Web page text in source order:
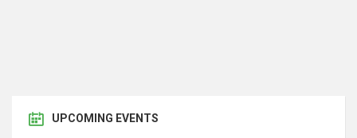
UPCOMING EVENTS